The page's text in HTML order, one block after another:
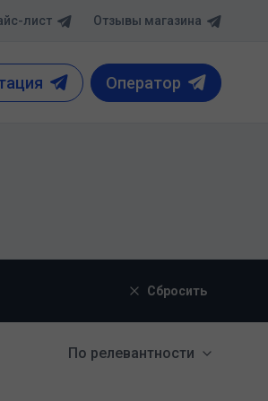
лист Отзывы магазина
Оператор
Сбросить
По релевантности